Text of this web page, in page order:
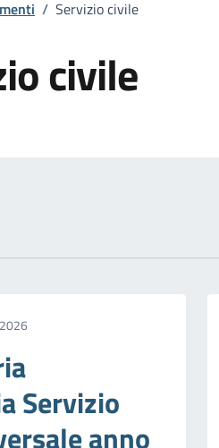
/ Servizio civile
civile
Servizio
anno